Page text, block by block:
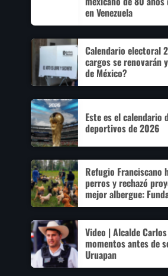
en Venezuela
Calendario electoral
cargos se renovarán
de México?
Este es el calendario
deportivos de 2026
Refugio Franciscano
perros y rechazó
mejor albergue:
Hagenbeck
Video | Alcalde
momentos antes de
Uruapan